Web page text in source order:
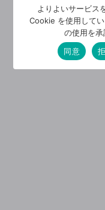
よりよいサービス
Cookie を使用して
の使用を承
同意